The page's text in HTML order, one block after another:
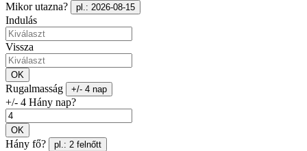
Mikor utazna? pl.: 2026-08-15
Indulás
Vissza
OK
Rugalmasság +/- 4 nap
+/- 4 Hány nap?
OK
Hány fő? pl.: 2 felnőtt